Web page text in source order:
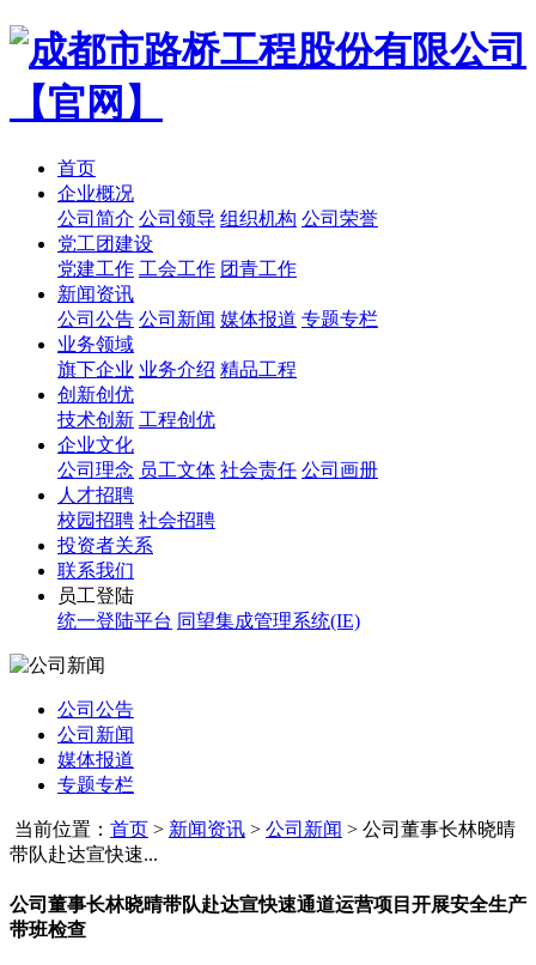
首页
企业概况
公司简介 公司领导 组织机构 公司荣誉
党工团建设
党建工作 工会工作 团青工作
新闻资讯
公司公告 公司新闻 媒体报道 专题专栏
业务领域
旗下企业 业务介绍 精品工程
创新创优
技术创新 工程创优
企业文化
公司理念 员工文体 社会责任 公司画册
人才招聘
校园招聘 社会招聘
投资者关系
联系我们
员工登陆
统一登陆平台 同望集成管理系统(IE)
公司公告
公司新闻
媒体报道
专题专栏
当前位置： 首页 > 新闻资讯 > 公司新闻 > 公司董事长林晓晴
带队赴达宣快速...
公司董事长林晓晴带队赴达宣快速通道运营项目开展安全生产
带班检查